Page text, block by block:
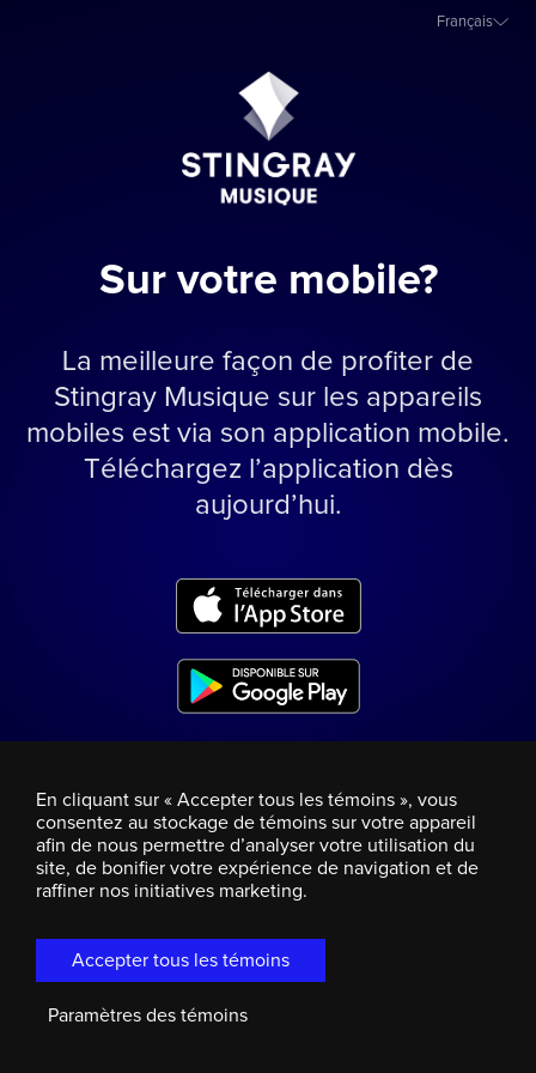
Français
Sur votre mobile?
La meilleure façon de profiter de
Stingray Musique sur les appareils
mobiles est via son application mobile.
Téléchargez l’application dès
aujourd’hui.
En cliquant sur « Accepter tous les témoins », vous
consentez au stockage de témoins sur votre appareil
afin de nous permettre d’analyser votre utilisation du
site, de bonifier votre expérience de navigation et de
raffiner nos initiatives marketing.
Accepter tous les témoins
Paramètres des témoins